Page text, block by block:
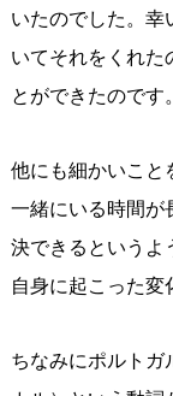
いたのでした。幸
いてそれをくれた
とができたのです。
他にも細かいこと
一緒にいる時間が
決できるというよ
自身に起こった変
ちなみにポルトガ